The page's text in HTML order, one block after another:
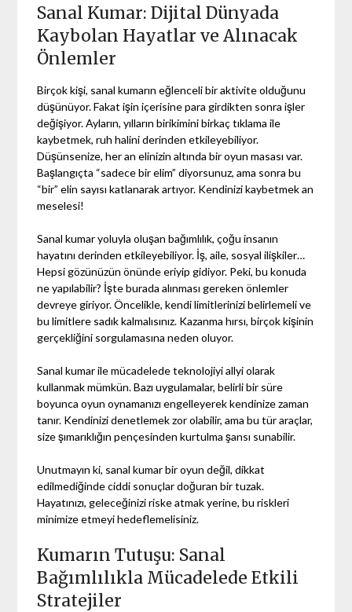
Sanal Kumar: Dijital Dünyada
Kaybolan Hayatlar ve Alınacak
Önlemler
Birçok kişi, sanal kumarın eğlenceli bir aktivite olduğunu
düşünüyor. Fakat işin içerisine para girdikten sonra işler
değişiyor. Ayların, yılların birikimini birkaç tıklama ile
kaybetmek, ruh halini derinden etkileyebiliyor.
Düşünsenize, her an elinizin altında bir oyun masası var.
Başlangıçta “sadece bir elim” diyorsunuz, ama sonra bu
“bir” elin sayısı katlanarak artıyor. Kendinizi kaybetmek an
meselesi!
Sanal kumar yoluyla oluşan bağımlılık, çoğu insanın
hayatını derinden etkileyebiliyor. İş, aile, sosyal ilişkiler…
Hepsi gözünüzün önünde eriyip gidiyor. Peki, bu konuda
ne yapılabilir? İşte burada alınması gereken önlemler
devreye giriyor. Öncelikle, kendi limitlerinizi belirlemeli ve
bu limitlere sadık kalmalısınız. Kazanma hırsı, birçok kişinin
gerçekliğini sorgulamasına neden oluyor.
Sanal kumar ile mücadelede teknolojiyi allyi olarak
kullanmak mümkün. Bazı uygulamalar, belirli bir süre
boyunca oyun oynamanızı engelleyerek kendinize zaman
tanır. Kendinizi denetlemek zor olabilir, ama bu tür araçlar,
size şımarıklığın pençesinden kurtulma şansı sunabilir.
Unutmayın ki, sanal kumar bir oyun değil, dikkat
edilmediğinde ciddi sonuçlar doğuran bir tuzak.
Hayatınızı, geleceğinizi riske atmak yerine, bu riskleri
minimize etmeyi hedeflemelisiniz.
Kumarın Tutuşu: Sanal
Bağımlılıkla Mücadelede Etkili
Stratejiler